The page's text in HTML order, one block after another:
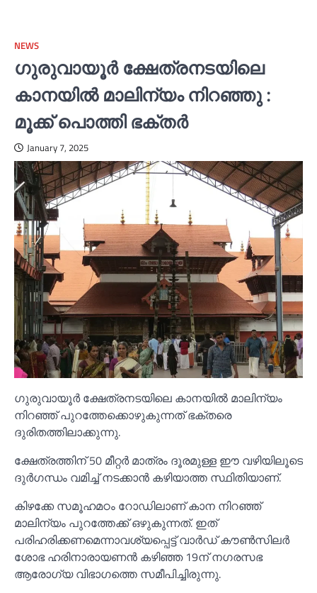
NEWS
ഗുരുവായൂര്‍ ക്ഷേത്രനടയിലെ
കാനയില്‍ മാലിന്യം നിറഞ്ഞു :
മൂക്ക് പൊത്തി ഭക്തര്‍
January 7, 2025
ഗുരുവായൂര്‍ ക്ഷേത്രനടയിലെ കാനയില്‍ മാലിന്യം
നിറഞ്ഞ് പുറത്തേക്കൊഴുകുന്നത് ഭക്തരെ
ദുരിതത്തിലാക്കുന്നു.
ക്ഷേത്രത്തിന് 50 മീറ്റര്‍ മാത്രം ദൂരമുള്ള ഈ വഴിയിലൂടെ
ദുര്‍ഗന്ധം വമിച്ച്‌ നടക്കാന്‍ കഴിയാത്ത സ്ഥിതിയാണ്.
കിഴക്കേ സമൂഹമഠം റോഡിലാണ് കാന നിറഞ്ഞ്
മാലിന്യം പുറത്തേക്ക് ഒഴുകുന്നത്. ഇത്
പരിഹരിക്കണമെന്നാവശ്യപ്പെട്ട് വാര്‍ഡ് കൗണ്‍സിലര്‍
ശോഭ ഹരിനാരായണന്‍ കഴിഞ്ഞ 19ന് നഗരസഭ
ആരോഗ്യ വിഭാഗത്തെ സമീപിച്ചിരുന്നു.